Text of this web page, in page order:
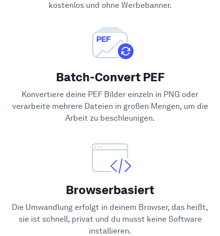
kostenlos und ohne Werbebanner.
Batch-Convert PEF
Konvertiere deine PEF Bilder einzeln in PNG oder
verarbeite mehrere Dateien in großen Mengen, um die
Arbeit zu beschleunigen.
Browserbasiert
Die Umwandlung erfolgt in deinem Browser, das heißt,
sie ist schnell, privat und du musst keine Software
installieren.